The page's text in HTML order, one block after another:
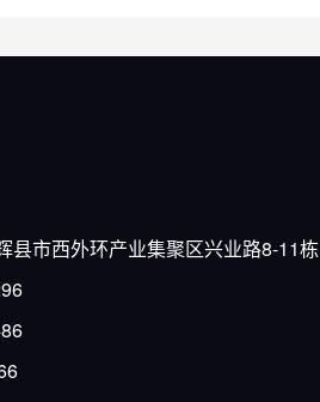
县市西外环产业集聚区兴业路8-11栋